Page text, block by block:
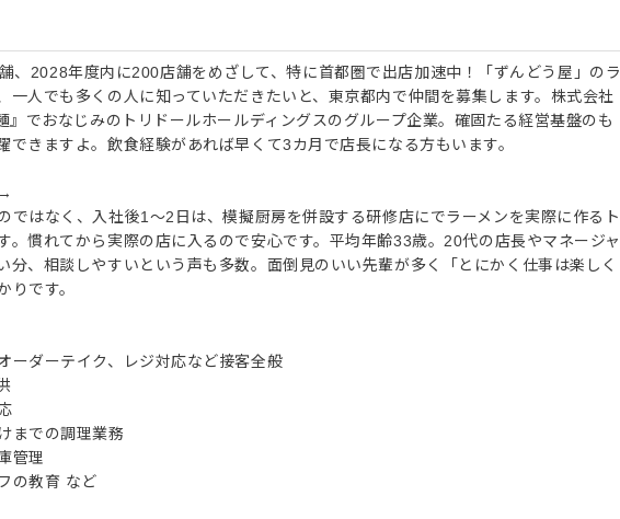
、2028年度内に200店舗をめざして、特に首都圏で出店加速中！「ずんどう屋」のラ
一人でも多くの人に知っていただきたいと、東京都内で仲間を募集します。株式会社
』でおなじみのトリドールホールディングスのグループ企業。確固たる経営基盤のも
できますよ。飲食経験があれば早くて3カ月で店長になる方もいます。
ではなく、入社後1～2日は、模擬厨房を併設する研修店にでラーメンを実際に作るト
。慣れてから実際の店に入るので安心です。平均年齢33歳。20代の店長やマネージャ
分、相談しやすいという声も多数。面倒見のいい先輩が多く「とにかく仕事は楽しく
りです。
ーダーテイク、レジ対応など接客全般
までの調理業務
管理
の教育 など